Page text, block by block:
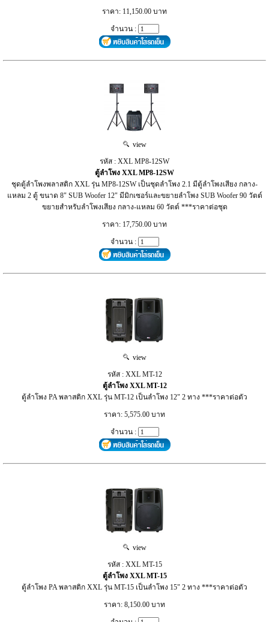
ราคา: 11,150.00 บาท
จำนวน :
view
รหัส : XXL MP8-12SW
ตู้ลำโพง XXL MP8-12SW
ชุดตู้ลำโพงพลาสติก XXL รุ่น MP8-12SW เป็นชุดลำโพง 2.1 มีตู้ลำโพงเสียง กลาง-
แหลม 2 ตู้ ขนาด 8" SUB Woofer 12" มีมิกเซอร์และขยายลำโพง SUB Woofer 90 วัตต์
ขยายสำหรับลำโพงเสียง กลาง-แหลม 60 วัตต์ ***ราคาต่อชุด
ราคา: 17,750.00 บาท
จำนวน :
view
รหัส : XXL MT-12
ตู้ลำโพง XXL MT-12
ตู้ลำโพง PA พลาสติก XXL รุ่น MT-12 เป็นลำโพง 12" 2 ทาง ***ราคาต่อตัว
ราคา: 5,575.00 บาท
จำนวน :
view
รหัส : XXL MT-15
ตู้ลำโพง XXL MT-15
ตู้ลำโพง PA พลาสติก XXL รุ่น MT-15 เป็นลำโพง 15" 2 ทาง ***ราคาต่อตัว
ราคา: 8,150.00 บาท